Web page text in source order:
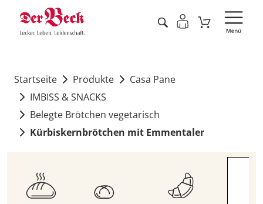
Startseite Produkte
Casa Pane
IMBISS & SNACKS
Belegte Brötchen vegetarisch
Kürbiskernbrötchen mit Emmentaler